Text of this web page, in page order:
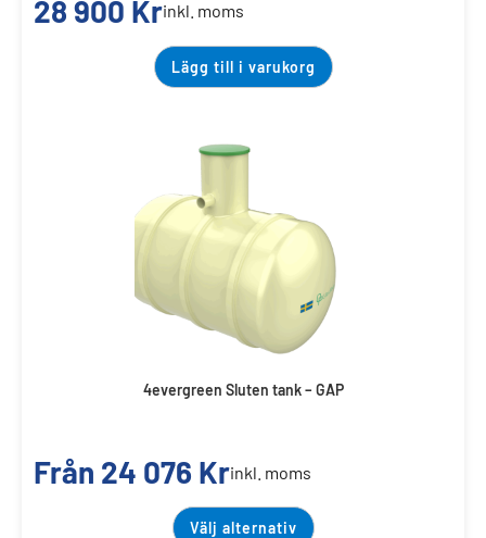
28 900 Krinkl. moms
Lägg till i varukorg
4evergreen Sluten tank – GAP
Från 24 076 Krinkl. moms
Välj alternativ